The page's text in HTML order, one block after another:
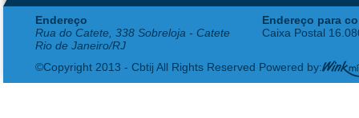
Endereço
Rua do Catete, 338 Sobreloja - Catete
Rio de Janeiro/RJ
Endereço para
Caixa Postal
©Copyright 2013 - Cbtij All Rights Reserved Powered by: